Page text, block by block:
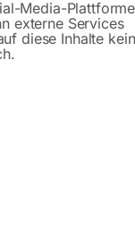
Media-
externe Services
diese Inhalte